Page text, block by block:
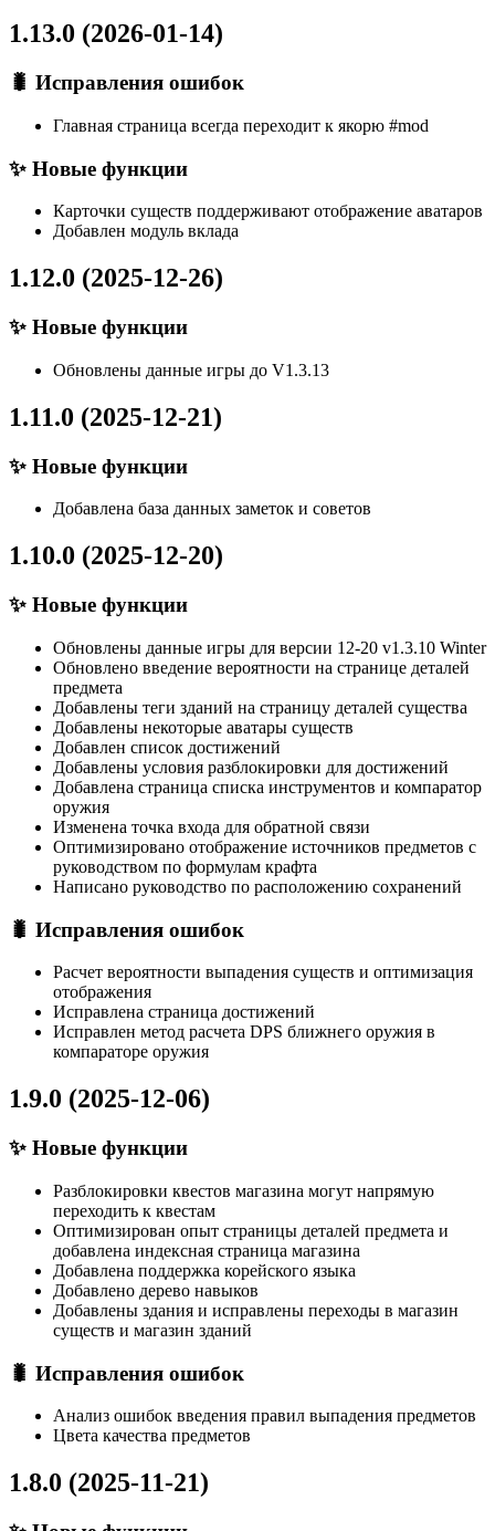
1.13.0 (2026-01-14)
🐛 Исправления ошибок
Главная страница всегда переходит к якорю #mod
✨ Новые функции
Карточки существ поддерживают отображение аватаров
Добавлен модуль вклада
1.12.0 (2025-12-26)
✨ Новые функции
Обновлены данные игры до V1.3.13
1.11.0 (2025-12-21)
✨ Новые функции
Добавлена база данных заметок и советов
1.10.0 (2025-12-20)
✨ Новые функции
Обновлены данные игры для версии 12-20 v1.3.10 Winter
Обновлено введение вероятности на странице деталей
предмета
Добавлены теги зданий на страницу деталей существа
Добавлены некоторые аватары существ
Добавлен список достижений
Добавлены условия разблокировки для достижений
Добавлена страница списка инструментов и компаратор
оружия
Изменена точка входа для обратной связи
Оптимизировано отображение источников предметов с
руководством по формулам крафта
Написано руководство по расположению сохранений
🐛 Исправления ошибок
Расчет вероятности выпадения существ и оптимизация
отображения
Исправлена страница достижений
Исправлен метод расчета DPS ближнего оружия в
компараторе оружия
1.9.0 (2025-12-06)
✨ Новые функции
Разблокировки квестов магазина могут напрямую
переходить к квестам
Оптимизирован опыт страницы деталей предмета и
добавлена индексная страница магазина
Добавлена поддержка корейского языка
Добавлено дерево навыков
Добавлены здания и исправлены переходы в магазин
существ и магазин зданий
🐛 Исправления ошибок
Анализ ошибок введения правил выпадения предметов
Цвета качества предметов
1.8.0 (2025-11-21)